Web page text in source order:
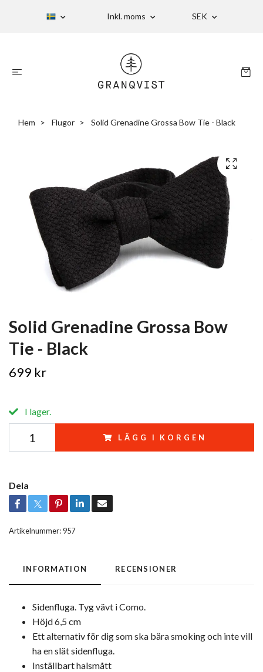
Inkl. moms SEK
Hem Flugor Solid Grenadine Grossa Bow Tie - Black
Solid Grenadine Grossa Bow
Tie - Black
699 kr
I lager.
LÄGG I KORGEN
Dela
Artikelnummer:957
INFORMATION RECENSIONER
Sidenfluga. Tyg vävt i Como.
Höjd 6,5 cm
Ett alternativ för dig som ska bära smoking och inte vill
ha en slät sidenfluga.
Inställbart halsmått